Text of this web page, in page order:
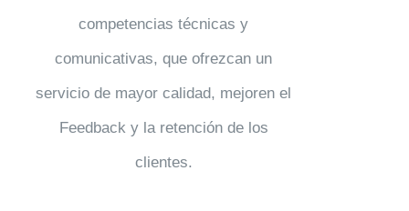
competencias técnicas y
comunicativas, que ofrezcan un
servicio de mayor calidad, mejoren el
Feedback y la retención de los
clientes.